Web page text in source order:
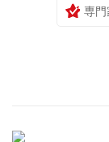
専門